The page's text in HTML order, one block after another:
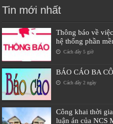
Tin mới nhất
Thông báo về
hệ thống phần
Cách đây 5 giờ
BÁO CÁO BA
Cách đây 2 ngày
Công khai thời
luận án của NCS